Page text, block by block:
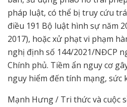
pháp luật, có thể bị truy cứu
điều 191 Bộ luật hình sự năm
2017), hoặc xử phạt vi phạm
nghị định số 144/2021/NĐCP
Chính phủ. Tiềm ẩn nguy cơ
nguy hiểm đến tính mạng, sức
Mạnh Hưng / Tri thức và cuộc